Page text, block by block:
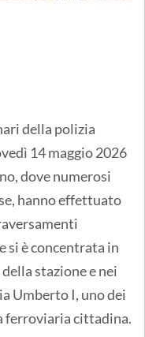
della polizia
14 maggio 2026
dove numerosi
hanno effettuato
si è concentrata in
stazione e nei
Umberto I, uno dei
ferroviaria cittadina.